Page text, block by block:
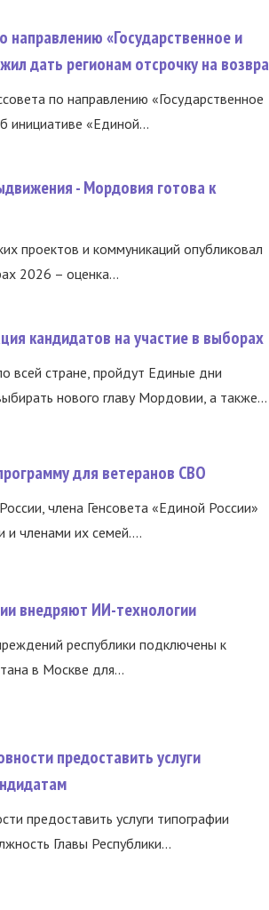
направлению «Государственное и
дать регионам отсрочку на возвра
по направлению «Государственное
инициативе «Единой...
- Мордовия готова к
проектов и коммуникаций опубликовал
2026 – оценка...
кандидатов на участие в выборах
всей стране, пройдут Единые дни
нового главу Мордовии, а также...
для ветеранов СВО
члена Генсовета «Единой России»
и членами их семей....
внедряют ИИ-технологии
республики подключены к
в Москве для...
предоставить услуги
предоставить услуги типографии
Главы Республики...